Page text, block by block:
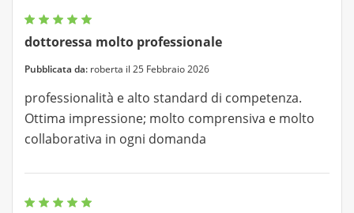
dottoressa molto professionale
Pubblicata da: roberta il 25 Febbraio 2026
professionalità e alto standard di competenza.
Ottima impressione; molto comprensiva e molto
collaborativa in ogni domanda